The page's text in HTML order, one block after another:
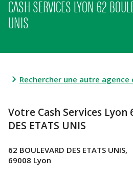
CASH SERVICES LYON 62
UNIS
Rechercher une autre
Votre Cash Services Lyon
DES ETATS UNIS
62 BOULEVARD DES ETATS UNIS,
69008 Lyon